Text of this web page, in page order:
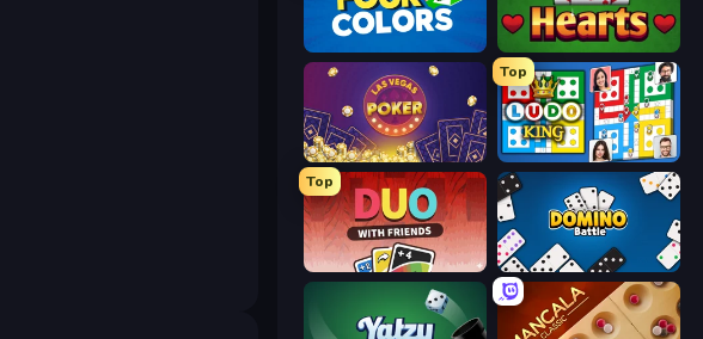
Hearts: Classic
Las Vegas Poker
Top
Ludo King
Top
DUO With Friends Domino Battle